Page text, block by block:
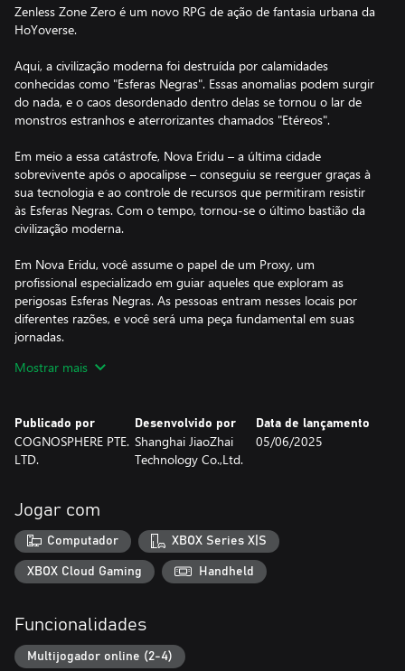
Zenless Zone Zero é um novo RPG de ação de fantasia urbana da
HoYoverse.
Aqui, a civilização moderna foi destruída por calamidades
conhecidas como "Esferas Negras". Essas anomalias podem surgir
do nada, e o caos desordenado dentro delas se tornou o lar de
monstros estranhos e aterrorizantes chamados "Etéreos".
Em meio a essa catástrofe, Nova Eridu – a última cidade
sobrevivente após o apocalipse – conseguiu se reerguer graças à
sua tecnologia e ao controle de recursos que permitiram resistir
às Esferas Negras. Com o tempo, tornou-se o último bastião da
civilização moderna.
Em Nova Eridu, você assume o papel de um Proxy, um
profissional especializado em guiar aqueles que exploram as
perigosas Esferas Negras. As pessoas entram nesses locais por
diferentes razões, e você será uma peça fundamental em suas
jornadas.
Junte-se a um elenco diversificado de personagens únicos,
Mostrar mais
Publicado por
COGNOSPHERE PTE.
LTD.
Desenvolvido por
Shanghai JiaoZhai
Technology Co.,Ltd.
Data de lançamento
05/06/2025
Jogar com
Computador XBOX Series X|S
XBOX Cloud Gaming Handheld
Funcionalidades
Multijogador online (2-4)